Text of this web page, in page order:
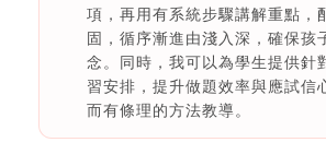
項，再用有系統步驟講解重點，
固，循序漸進由淺入深，確保孩
念。同時，我可以為學生提供針
習安排，提升做題效率與應試信
而有條理的方法教導。